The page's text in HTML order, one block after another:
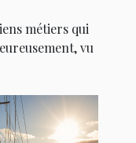
métiers qui
vu